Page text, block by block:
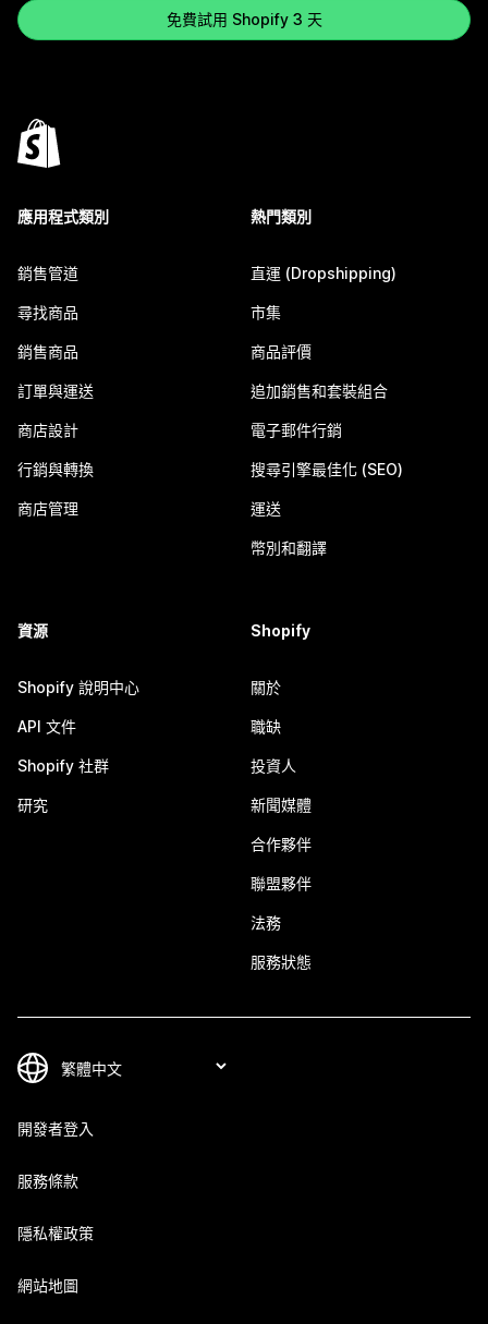
免費試用 Shopify 3 天
應用程式類別
銷售管道
尋找商品
銷售商品
訂單與運送
商店設計
行銷與轉換
商店管理
熱門類別
直運 (Dropshipping)
市集
商品評價
追加銷售和套裝組合
電子郵件行銷
搜尋引擎最佳化 (SEO)
運送
幣別和翻譯
資源
Shopify 說明中心
API 文件
Shopify 社群
研究
Shopify
關於
職缺
投資人
新聞媒體
合作夥伴
聯盟夥伴
法務
服務狀態
開發者登入
服務條款
隱私權政策
網站地圖